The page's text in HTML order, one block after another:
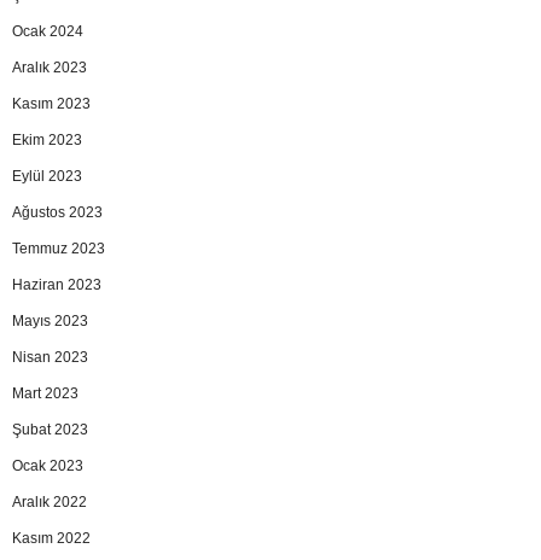
Ocak 2024
Aralık 2023
Kasım 2023
Ekim 2023
Eylül 2023
Ağustos 2023
Temmuz 2023
Haziran 2023
Mayıs 2023
Nisan 2023
Mart 2023
Şubat 2023
Ocak 2023
Aralık 2022
Kasım 2022